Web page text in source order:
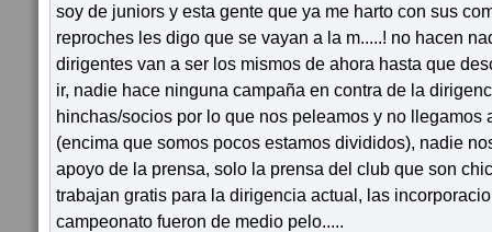
soy de juniors y esta gente que ya me harto con sus
reproches les digo que se vayan a la m.....! no hacen
dirigentes van a ser los mismos de ahora hasta que
ir, nadie hace ninguna campaña en contra de la
hinchas/socios por lo que nos peleamos y no llegamos
(encima que somos pocos estamos divididos), nadie
apoyo de la prensa, solo la prensa del club que son
trabajan gratis para la dirigencia actual, las
campeonato fueron de medio pelo.....